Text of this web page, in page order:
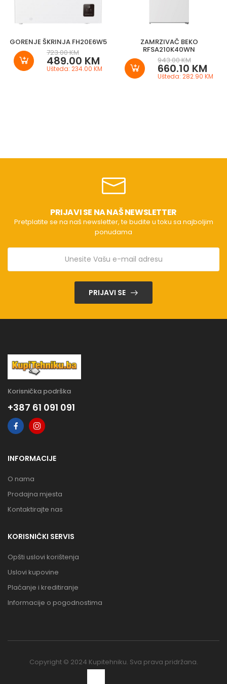
GORENJE ŠKRINJA FH20E6W5
723.00 KM
489.00 KM
Ušteda: 234.00 KM
ZAMRZIVAČ BEKO
RFSA210K40WN
943.00 KM
660.10 KM
Ušteda: 282.90 KM
PRIJAVI SE NA NAŠ NEWSLETTER
Pretplatite se na naš newsletter, te budite u toku sa najboljim
ponudama
PRIJAVI SE
Korisnička podrška
+387 61 091 091
INFORMACIJE
O nama
Prodajna mjesta
Kontaktirajte nas
KORISNIČKI SERVIS
Opšti uslovi korištenja
Uslovi kupovine
Plaćanje i kreditiranje
Informacije o pogodnostima
Copyright © 2024 Kupitehniku. Sva prava pridržana.